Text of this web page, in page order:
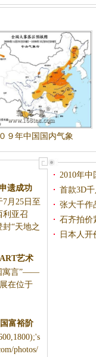
游戏
９年中国国内气象
遗成功
月25日至
利亚召
“天地之
艺术
寓言”——
在位于
富裕阶
photos/
2010年
首款3D
张大千作
石齐拍价
椅"
日本人